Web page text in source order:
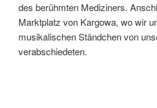
des berühmten Mediziners.
Marktplatz von Kargowa, wo wir
musikalischen Ständchen von
verabschiedeten.